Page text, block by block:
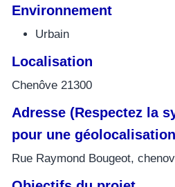
Environnement
Urbain
Localisation
Chenôve 21300
Adresse (Respectez la
pour une
Rue Raymond Bougeot,